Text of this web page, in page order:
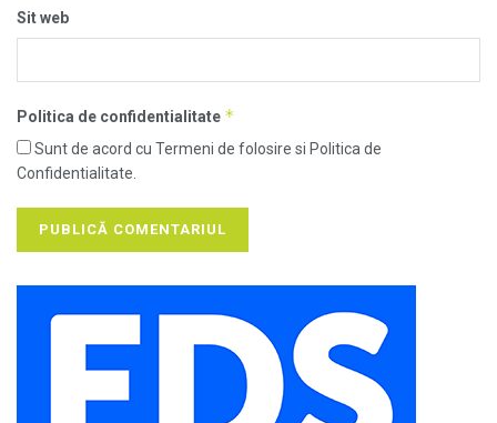
Sit web
Politica de confidentialitate *
Sunt de acord cu Termeni de folosire si Politica de
Confidentialitate.